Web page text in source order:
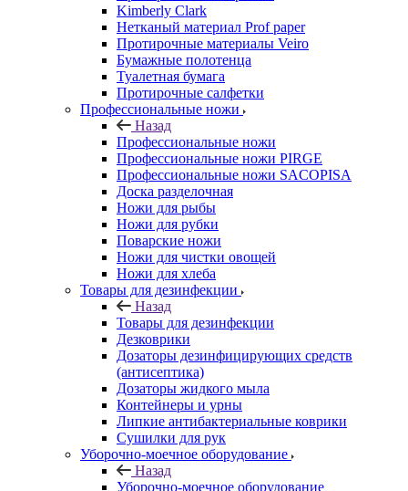
Kimberly Clark
Нетканый материал Prof paper
Протирочные материалы Veiro
Бумажные полотенца
Туалетная бумага
Протирочные салфетки
Профессиональные ножи
Назад
Профессиональные ножи
Профессиональные ножи PIRGE
Профессиональные ножи SACOPISA
Доска разделочная
Ножи для рыбы
Ножи для рубки
Поварские ножи
Ножи для чистки овощей
Ножи для хлеба
Товары для дезинфекции
Назад
Товары для дезинфекции
Дезковрики
Дозаторы дезинфицирующих средств
(антисептика)
Дозаторы жидкого мыла
Контейнеры и урны
Липкие антибактериальные коврики
Сушилки для рук
Уборочно-моечное оборудование
Назад
Уборочно-моечное оборудование